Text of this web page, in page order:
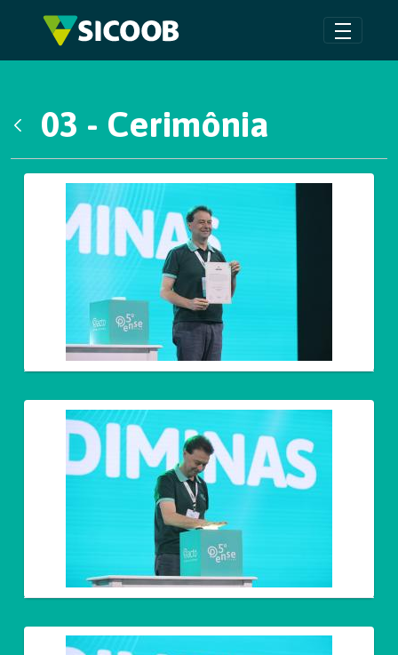
Pular para o Conteúdo principal
03 - Cerimônia
Galeria de Mídias